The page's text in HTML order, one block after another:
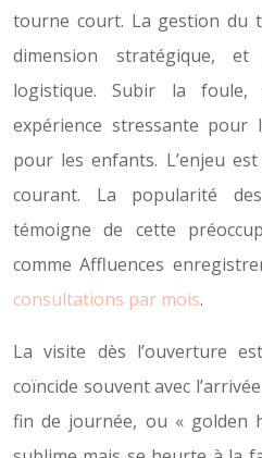
tourne court. La gestion du
dimension stratégique,
logistique. Subir la foule,
expérience stressante
pour les enfants. L’enjeu
courant. La popularité
témoigne de cette
comme Affluences
consultations par mois.
La visite dès l’ouverture
coïncide souvent avec
fin de journée, ou « golden